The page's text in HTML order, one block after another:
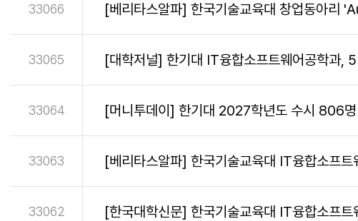
33066 [베리타스알파] 한국기술교육대 창업동아리
33065 [대학저널] 한기대 IT융합소프트웨어공학과,
33064 [머니투데이] 한기대 2027학년도 수시 806
33063 [베리타스알파] 한국기술교육대 IT융합소프
33062 [한국대학신문] 한국기술교육대 IT융합소프